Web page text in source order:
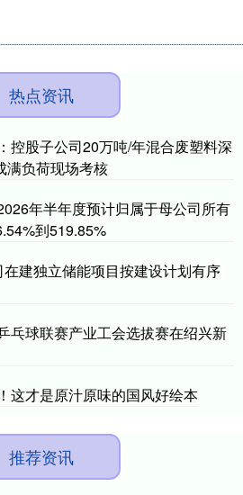
热点资讯
控股子公司20万吨/年混合废塑料深
满负荷现场考核
年半年度预计归属于母公司所有
到519.85%
建独立储能项目按建设计划有序
乓球联赛产业工会选拔赛在绍兴新
这才是原汁原味的国风好绘本
推荐资讯